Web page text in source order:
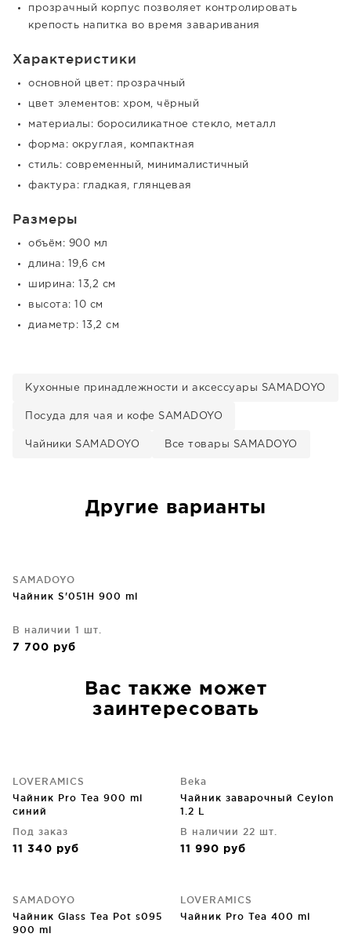
прозрачный корпус позволяет контролировать
крепость напитка во время заваривания
Характеристики
основной цвет: прозрачный
цвет элементов: хром, чёрный
материалы: боросиликатное стекло, металл
форма: округлая, компактная
стиль: современный, минималистичный
фактура: гладкая, глянцевая
Размеры
объём: 900 мл
длина: 19,6 см
ширина: 13,2 см
высота: 10 см
диаметр: 13,2 см
Кухонные принадлежности и аксессуары SAMADOYO
Посуда для чая и кофе SAMADOYO
Чайники SAMADOYO Все товары SAMADOYO
Другие варианты
SAMADOYO
Чайник S'051H 900 ml
В наличии 1 шт.
7 700 руб
Вас также может
заинтересовать
LOVERAMICS
Чайник Pro Tea 900 ml
синий
Под заказ
11 340 руб
Beka
Чайник заварочный Ceylon
1.2 L
В наличии 22 шт.
11 990 руб
SAMADOYO
Чайник Glass Tea Pot s095
900 ml
LOVERAMICS
Чайник Pro Tea 400 ml